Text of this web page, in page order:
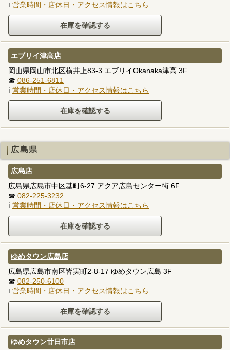
ℹ 営業時間・店休日・アクセス情報はこちら
エブリイ津高店
岡山県岡山市北区横井上83-3 エブリイOkanaka津高 3F
☎ 086-251-6811
ℹ 営業時間・店休日・アクセス情報はこちら
広島県
広島店
広島県広島市中区基町6-27 アクア広島センター街 6F
☎ 082-225-3232
ℹ 営業時間・店休日・アクセス情報はこちら
ゆめタウン広島店
広島県広島市南区皆実町2-8-17 ゆめタウン広島 3F
☎ 082-250-6100
ℹ 営業時間・店休日・アクセス情報はこちら
ゆめタウン廿日市店